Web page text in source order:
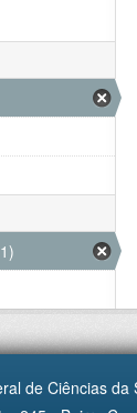
de Ciências da